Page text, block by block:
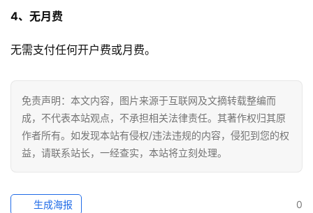
4、无月费
无需支付任何开户费或月费。
免责声明：本文内容，图片来源于互联网及文摘转载整编而
成，不代表本站观点，不承担相关法律责任。其著作权归其原
作者所有。如发现本站有侵权/违法违规的内容，侵犯到您的权
益，请联系站长，一经查实，本站将立刻处理。
0
生成海报